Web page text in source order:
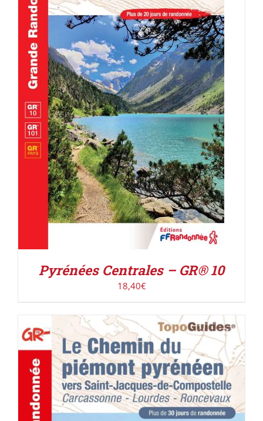
AJOUTER AU PANIER / DÉTAILS
Pyrénées Centrales – GR® 10
18,40€